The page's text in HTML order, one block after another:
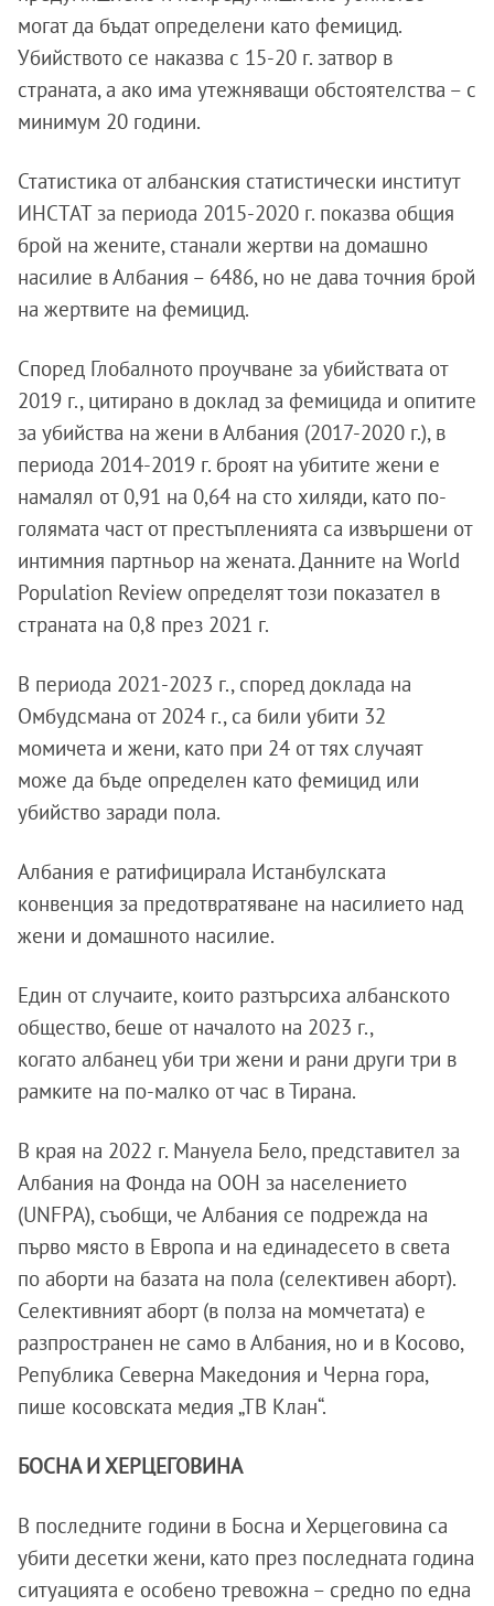
могат да бъдат определени като фемицид.
Убийството се наказва с 15-20 г. затвор в
страната, а ако има утежняващи обстоятелства – с
минимум 20 години.
Статистика от албанския статистически институт
ИНСТАТ за периода 2015-2020 г. показва общия
брой на жените, станали жертви на домашно
насилие в Албания – 6486, но не дава точния брой
на жертвите на фемицид.
Според Глобалното проучване за убийствата от
2019 г., цитирано в доклад за фемицида и опитите
за убийства на жени в Албания (2017-2020 г.), в
периода 2014-2019 г. броят на убитите жени е
намалял от 0,91 на 0,64 на сто хиляди, като по-
голямата част от престъпленията са извършени от
интимния партньор на жената. Данните на World
Population Review определят този показател в
страната на 0,8 през 2021 г.
В периода 2021-2023 г., според доклада на
Омбудсмана от 2024 г., са били убити 32
момичета и жени, като при 24 от тях случаят
може да бъде определен като фемицид или
убийство заради пола.
Албания е ратифицирала Истанбулската
конвенция за предотвратяване на насилието над
жени и домашното насилие.
Един от случаите, които разтърсиха албанското
общество, беше от началото на 2023 г.,
когато албанец уби три жени и рани други три в
рамките на по-малко от час в Тирана.
В края на 2022 г. Мануела Бело, представител за
Албания на Фонда на ООН за населението
(UNFPA), съобщи, че Албания се подрежда на
първо място в Европа и на единадесето в света
по аборти на базата на пола (селективен аборт).
Селективният аборт (в полза на момчетата) е
разпространен не само в Албания, но и в Косово,
Република Северна Македония и Черна гора,
пише косовската медия „ТВ Клан“.
БОСНА И ХЕРЦЕГОВИНА
В последните години в Босна и Херцеговина са
убити десетки жени, като през последната година
ситуацията е особено тревожна – средно по една